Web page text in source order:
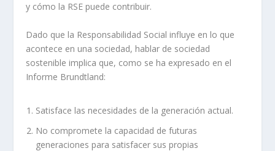
y cómo la RSE puede contribuir.
Dado que la Responsabilidad Social influye en lo que
acontece en una sociedad, hablar de sociedad
sostenible implica que, como se ha expresado en el
Informe Brundtland:
Satisface las necesidades de la generación actual.
No compromete la capacidad de futuras
generaciones para satisfacer sus propias